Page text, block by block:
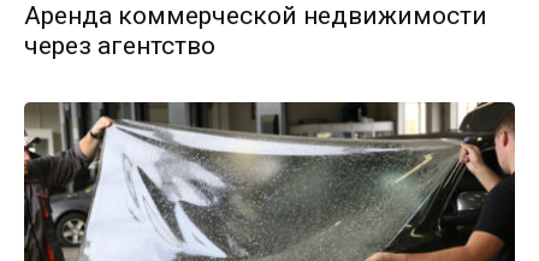
Аренда коммерческой недвижимости
через агентство